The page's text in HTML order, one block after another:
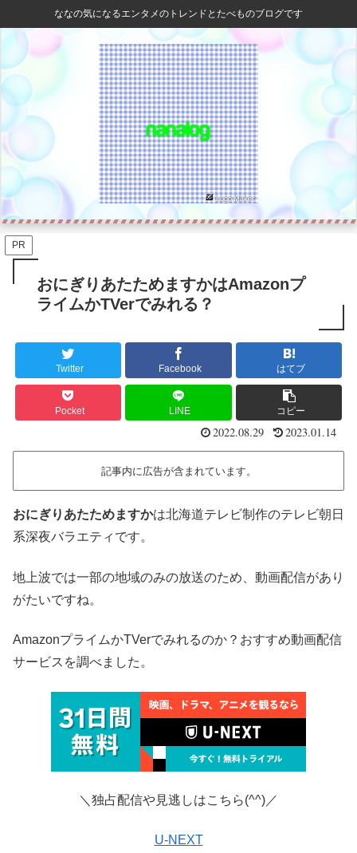
ななの気になるエンタメのトレンドとたべものブログです
PR
おにぎりあたためますかはAmazonプ
ライムかTVerでみれる？
Twitter Facebook はてブ
Pocket LINE コピー
2022.08.29 2023.01.14
記事内に広告が含まれています。
おにぎりあたためますかは北海道テレビ制作のテレビ朝日
系深夜バラエティです。
地上波では一部の地域のみの放送のため、動画配信があり
がたいですね。
AmazonプライムかTVerでみれるのか？おすすめ動画配信
サービスを調べました。
＼独占配信や見逃しはこちら(^^)／
U-NEXT